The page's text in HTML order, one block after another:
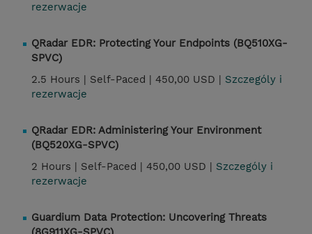
rezerwacje
QRadar EDR: Protecting Your Endpoints (BQ510XG-
SPVC)
2.5 Hours | Self-Paced | 450,00 USD | Szczególy i
rezerwacje
QRadar EDR: Administering Your Environment
(BQ520XG-SPVC)
2 Hours | Self-Paced | 450,00 USD | Szczególy i
rezerwacje
Guardium Data Protection: Uncovering Threats